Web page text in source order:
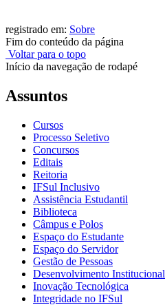
registrado em: Sobre
Fim do conteúdo da página
Voltar para o topo
Início da navegação de rodapé
Assuntos
Cursos
Processo Seletivo
Concursos
Editais
Reitoria
IFSul Inclusivo
Assistência Estudantil
Biblioteca
Câmpus e Polos
Espaço do Estudante
Espaço do Servidor
Gestão de Pessoas
Desenvolvimento Institucional
Inovação Tecnológica
Integridade no IFSul